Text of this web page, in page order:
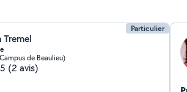
Particulier
Tremel
de Beaulieu)
(2 avis)